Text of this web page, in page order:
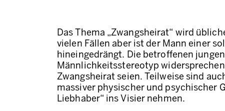
Das Thema „Zwangsheirat“ wird
vielen Fällen aber ist der Mann einer
hineingedrängt. Die betroffenen
Männlichkeitsstereotyp
Zwangsheirat seien. Teilweise sind
massiver physischer und psychischer
Liebhaber“ ins Visier nehmen.